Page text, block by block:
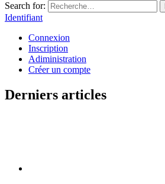
Search for:
Identifiant
Connexion
Inscription
Adiministration
Créer un compte
Derniers articles